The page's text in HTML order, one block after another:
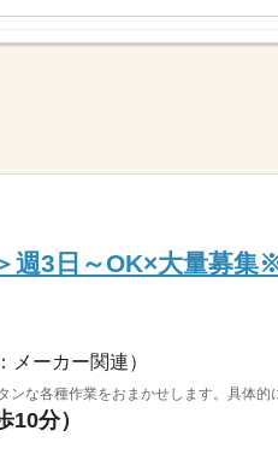
週3日～OK×大量募
メーカー関連）
ンな各種作業をおまかせします。具体
分）